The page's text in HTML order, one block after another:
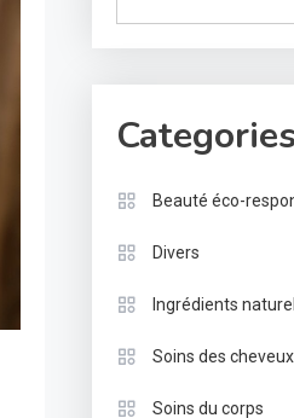
Categories
Beauté éco-
Divers
Ingrédients
Soins des cheveux
Soins du corps